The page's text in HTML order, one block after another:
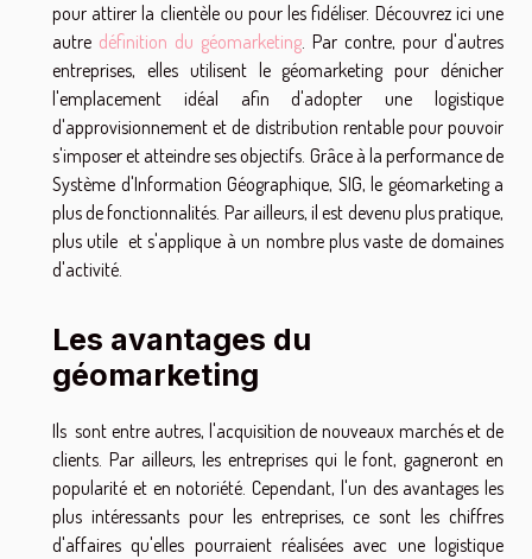
pour attirer la clientèle ou pour les fidéliser. Découvrez ici une
autre définition du géomarketing. Par contre, pour d'autres
entreprises, elles utilisent le géomarketing pour dénicher
l'emplacement idéal afin d'adopter une logistique
d'approvisionnement et de distribution rentable pour pouvoir
s'imposer et atteindre ses objectifs. Grâce à la performance de
Système d'Information Géographique, SIG, le géomarketing a
plus de fonctionnalités. Par ailleurs, il est devenu plus pratique,
plus utile et s'applique à un nombre plus vaste de domaines
d'activité.
Les avantages du
géomarketing
Ils sont entre autres, l'acquisition de nouveaux marchés et de
clients. Par ailleurs, les entreprises qui le font, gagneront en
popularité et en notoriété. Cependant, l'un des avantages les
plus intéressants pour les entreprises, ce sont les chiffres
d'affaires qu'elles pourraient réalisées avec une logistique